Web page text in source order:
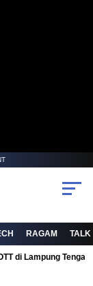
RAGAM TALK
di Lampung